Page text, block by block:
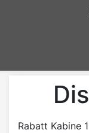
Rabatt Kabine